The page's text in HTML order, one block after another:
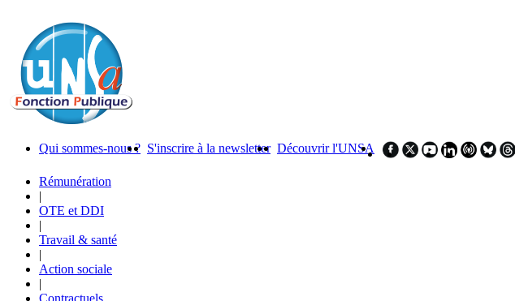
Qui sommes-nous ? S'inscrire à la newsletter Découvrir l'UNSA
Rémunération
|
OTE et DDI
|
Travail & santé
|
Action sociale
|
Contractuels